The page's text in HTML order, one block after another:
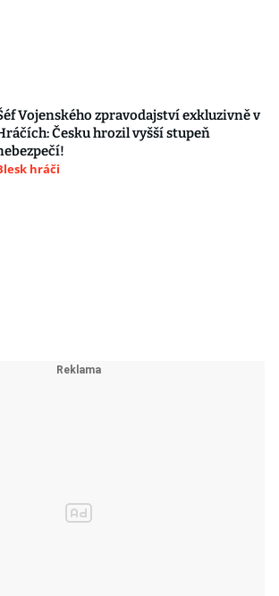
Vojenského zpravodajství exkluzivně v
Česku hrozil vyšší stupeň
hráči